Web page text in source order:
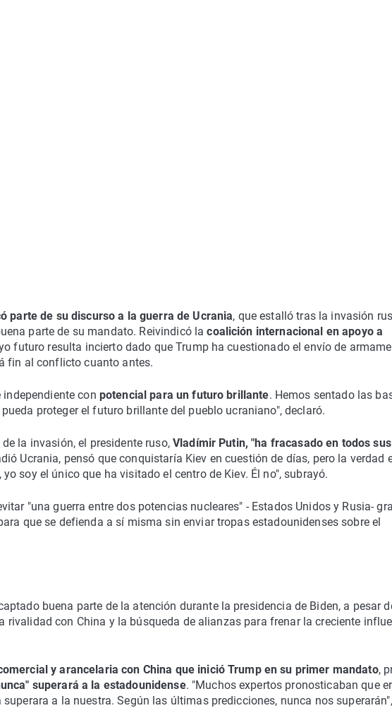
parte de su discurso a la guerra de Ucrania, que estalló tras la invasión
parte de su mandato. Reivindicó lacoalición internacional en apoyo a
futuro resulta incierto dado que Trump ha cuestionado el envío de
fin al conflicto cuanto antes.
con potencial para un futuro brillante. Hemos sentado las
proteger el futuro brillante del pueblo ucraniano", declaró.
la invasión, el presidente ruso, Vladímir Putin, "ha fracasado en todos sus
Ucrania, pensó que conquistaría Kiev en cuestión de días, pero la verdad
soy el único que ha visitado el centro de Kiev. Él no", subrayó.
"una guerra entre dos potencias nucleares" - Estados Unidos y Rusia-
que se defienda a sí misma sin enviar tropas estadounidenses sobre el
buena parte de la atención durante la presidencia de Biden, a pesar
rivalidad con China y la búsqueda de alianzas para frenar la creciente
y arancelaria con China que inició Trump en su primer mandato,
superará a la estadounidense. "Muchos expertos pronosticaban que
a la nuestra. Según las últimas predicciones, nunca nos superarán",